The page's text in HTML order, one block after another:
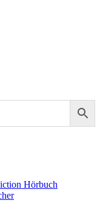
Hörbuch